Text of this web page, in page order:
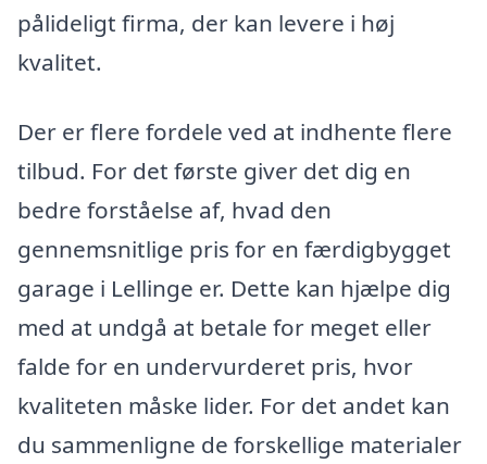
pålideligt firma, der kan levere i høj
kvalitet.
Der er flere fordele ved at indhente flere
tilbud. For det første giver det dig en
bedre forståelse af, hvad den
gennemsnitlige pris for en færdigbygget
garage i Lellinge er. Dette kan hjælpe dig
med at undgå at betale for meget eller
falde for en undervurderet pris, hvor
kvaliteten måske lider. For det andet kan
du sammenligne de forskellige materialer